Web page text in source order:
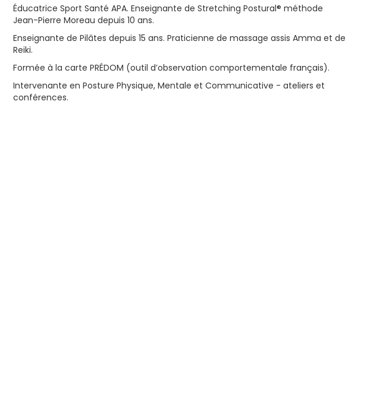
Éducatrice Sport Santé APA. Enseignante de Stretching Postural®️ méthode
Jean-Pierre Moreau depuis 10 ans.
Enseignante de Pilâtes depuis 15 ans. Praticienne de massage assis Amma et de
Reiki.
Formée à la carte PRÉDOM (outil d’observation comportementale français).
Intervenante en Posture Physique, Mentale et Communicative - ateliers et
conférences.